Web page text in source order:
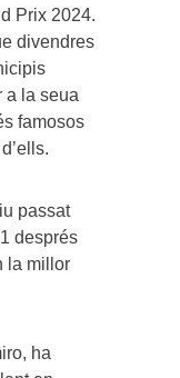
Prix 2024.
divendres
a la seua
famosos
passat
després
la millor
ha